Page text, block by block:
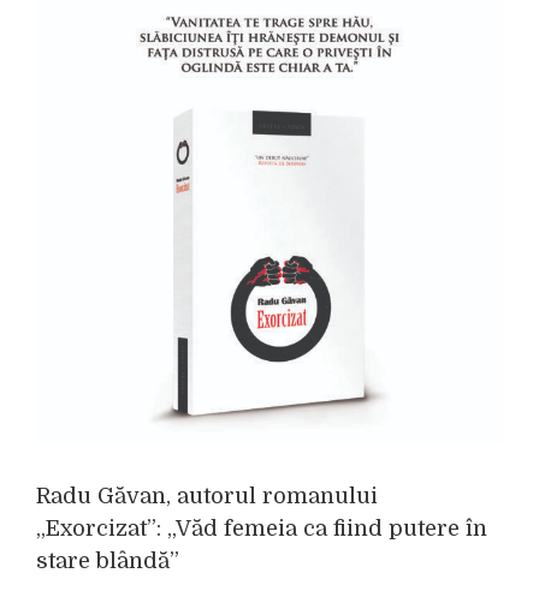
Radu Găvan, autorul romanului
„Exorcizat”: „Văd femeia ca fiind putere în
stare blândă”